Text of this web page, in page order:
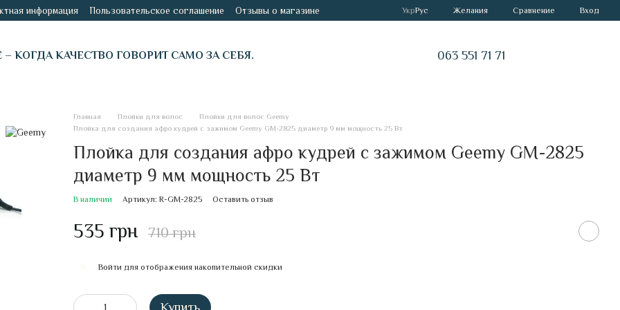
информация Пользовательское соглашение Отзывы о магазине УкрРус Желания Сравнение Вход
– КОГДА КАЧЕСТВО ГОВОРИТ САМО ЗА СЕБЯ. 063 551 71 71
Главная Плойки для волос
Плойки для волос Geemy
Плойка для создания афро кудрей с зажимом Geemy GM-2825 диаметр 9 мм мощность 25 Вт
Плойка для создания афро кудрей с зажимом Geemy GM-2825
диаметр 9 мм мощность 25 Вт
В наличии Артикул: R-GM-2825 Оставить отзыв
535 грн 710 грн
Войти для отображения накопительной скидки
Купить